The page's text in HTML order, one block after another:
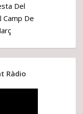
Del
Camp De
Ràdio